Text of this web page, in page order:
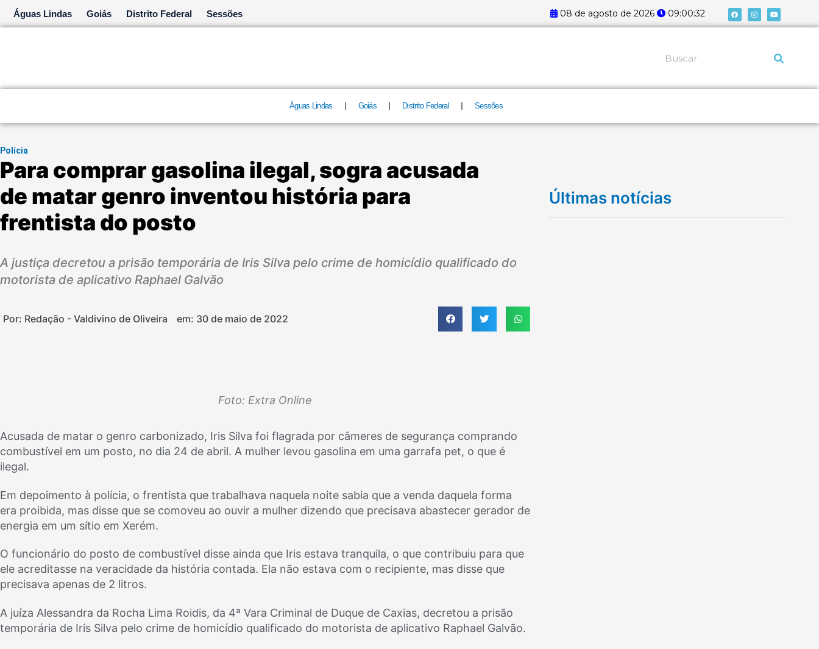
para
Águas Lindas Goiás Distrito Federal Sessões 08 de agosto de 2026 09:00:33 F
a
c
e
I
n
s
t
Y
o
u
t
Pesquisar
Águas Lindas Goiás Distrito Federal Sessões
Polícia
Para comprar gasolina ilegal, sogra acusada
de matar genro inventou história para
frentista do posto
A justiça decretou a prisão temporária de Iris Silva pelo crime de homicídio qualificado do
motorista de aplicativo Raphael Galvão
Por: Redação - Valdivino de Oliveira em: 30 de maio de 2022
Foto: Extra Online
Acusada de matar o genro carbonizado, Iris Silva foi flagrada por câmeres de segurança comprando
combustível em um posto, no dia 24 de abril. A mulher levou gasolina em uma garrafa pet, o que é
ilegal.
Em depoimento à polícia, o frentista que trabalhava naquela noite sabia que a venda daquela forma
era proibida, mas disse que se comoveu ao ouvir a mulher dizendo que precisava abastecer gerador de
energia em um sítio em Xerém.
O funcionário do posto de combustível disse ainda que Iris estava tranquila, o que contribuiu para que
ele acreditasse na veracidade da história contada. Ela não estava com o recipiente, mas disse que
precisava apenas de 2 litros.
A juíza Alessandra da Rocha Lima Roidis, da 4ª Vara Criminal de Duque de Caxias, decretou a prisão
temporária de Iris Silva pelo crime de homicídio qualificado do motorista de aplicativo Raphael Galvão.
Últimas notícias